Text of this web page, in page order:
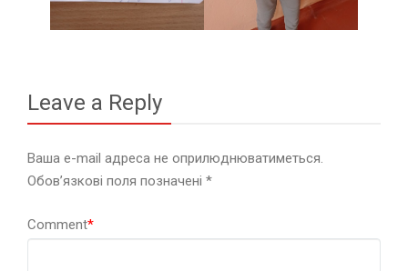
Leave a Reply
Ваша e-mail адреса не оприлюднюватиметься.
Обов’язкові поля позначені *
Comment*